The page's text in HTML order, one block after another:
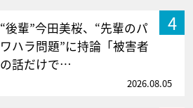
4
“後輩”今田美桜、“先輩のパ
ワハラ問題”に持論「被害者
の話だけで…
2026.08.05